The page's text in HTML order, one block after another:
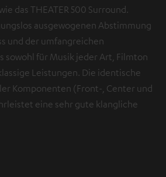
das THEATER 500 Surround.
ausgewogenen Abstimmung
und der umfangreichen
sowohl für Musik jeder Art, Filmton
Leistungen. Die identische
Komponenten (Front-, Center und
eine sehr gute klangliche